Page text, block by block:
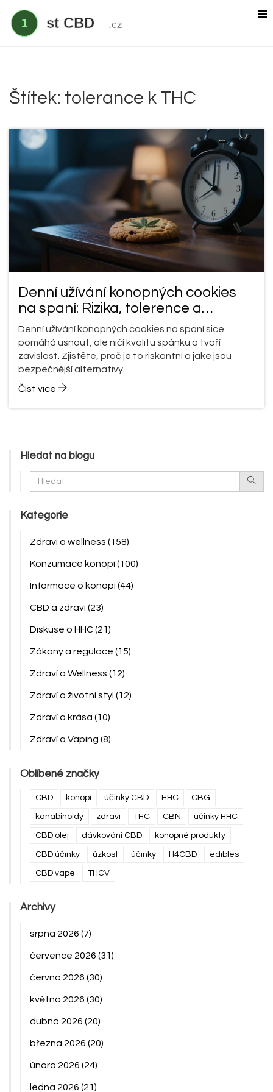
CBD účinek
Štítek: tolerance k THC
Denní užívání konopných cookies
na spaní: Rizika, tolerence a
bezpečné alternativy
Denní užívání konopných cookies na spaní sice
pomáhá usnout, ale ničí kvalitu spánku a tvoří
závislost. Zjistěte, proč je to riskantní a jaké jsou
bezpečnější alternativy.
Číst více
Hledat na blogu
Kategorie
Zdraví a wellness (158)
Konzumace konopí(100)
Informace o konopí(44)
CBD a zdraví(23)
Diskuse o HHC(21)
Zákony a regulace (15)
Zdraví a Wellness (12)
Zdraví a životní styl (12)
Zdraví a krása (10)
Zdraví a Vaping (8)
Oblíbené značky
CBD konopí účinky CBD HHC CBG
kanabinoidy zdraví THC CBN účinky HHC
CBD olej dávkování CBD konopné produkty
CBD účinky úzkost účinky H4CBD edibles
CBD vape THCV
Archivy
srpna 2026 (7)
července 2026 (31)
června 2026 (30)
května 2026 (30)
dubna 2026 (20)
března 2026 (20)
února 2026 (24)
ledna 2026 (21)